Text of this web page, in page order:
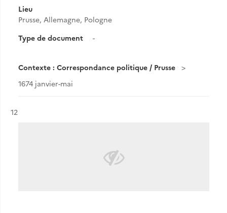
Lieu
Prusse, Allemagne, Pologne
Type de document
-
Contexte : Correspondance politique / Prusse
1674 janvier-mai
Résultat n°
12